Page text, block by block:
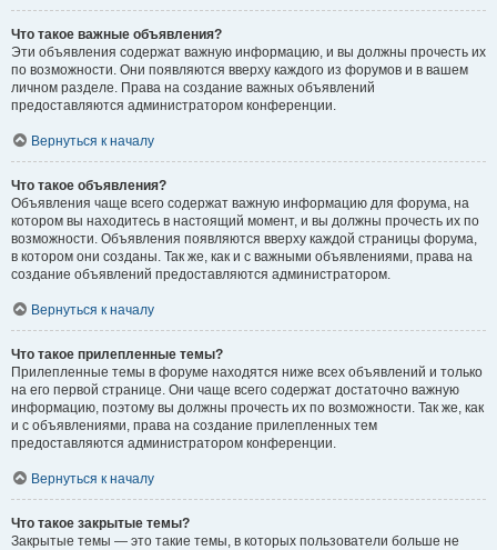
Что такое важные объявления?
Эти объявления содержат важную информацию, и вы должны прочесть их
по возможности. Они появляются вверху каждого из форумов и в вашем
личном разделе. Права на создание важных объявлений
предоставляются администратором конференции.
Вернуться к началу
Что такое объявления?
Объявления чаще всего содержат важную информацию для форума, на
котором вы находитесь в настоящий момент, и вы должны прочесть их по
возможности. Объявления появляются вверху каждой страницы форума,
в котором они созданы. Так же, как и с важными объявлениями, права на
создание объявлений предоставляются администратором.
Вернуться к началу
Что такое прилепленные темы?
Прилепленные темы в форуме находятся ниже всех объявлений и только
на его первой странице. Они чаще всего содержат достаточно важную
информацию, поэтому вы должны прочесть их по возможности. Так же, как
и с объявлениями, права на создание прилепленных тем
предоставляются администратором конференции.
Вернуться к началу
Что такое закрытые темы?
Закрытые темы — это такие темы, в которых пользователи больше не